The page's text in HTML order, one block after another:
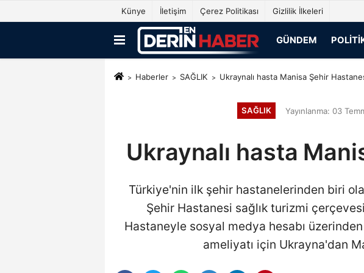
Künye İletişim Çerez Politikası Gizlilik İlkeleri
GÜNDEM
Haberler SAĞLIK Ukraynalı hasta Manisa Şehir
SAĞLIK Yayınlanma: 03
Ukraynalı hasta
Türkiye'nin ilk şehir hastanelerinden biri
Şehir Hastanesi sağlık turizmi
Hastaneyle sosyal medya hesabı
ameliyatı için Ukrayna'dan